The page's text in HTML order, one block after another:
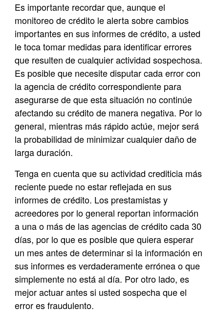
Es importante recordar que, aunque el
monitoreo de crédito le alerta sobre cambios
importantes en sus informes de crédito, a usted
le toca tomar medidas para identificar errores
que resulten de cualquier actividad sospechosa.
Es posible que necesite disputar cada error con
la agencia de crédito correspondiente para
asegurarse de que esta situación no continúe
afectando su crédito de manera negativa. Por lo
general, mientras más rápido actúe, mejor será
la probabilidad de minimizar cualquier daño de
larga duración.
Tenga en cuenta que su actividad crediticia más
reciente puede no estar reflejada en sus
informes de crédito. Los prestamistas y
acreedores por lo general reportan información
a una o más de las agencias de crédito cada 30
días, por lo que es posible que quiera esperar
un mes antes de determinar si la información en
sus informes es verdaderamente errónea o que
simplemente no está al día. Por otro lado, es
mejor actuar antes si usted sospecha que el
error es fraudulento.